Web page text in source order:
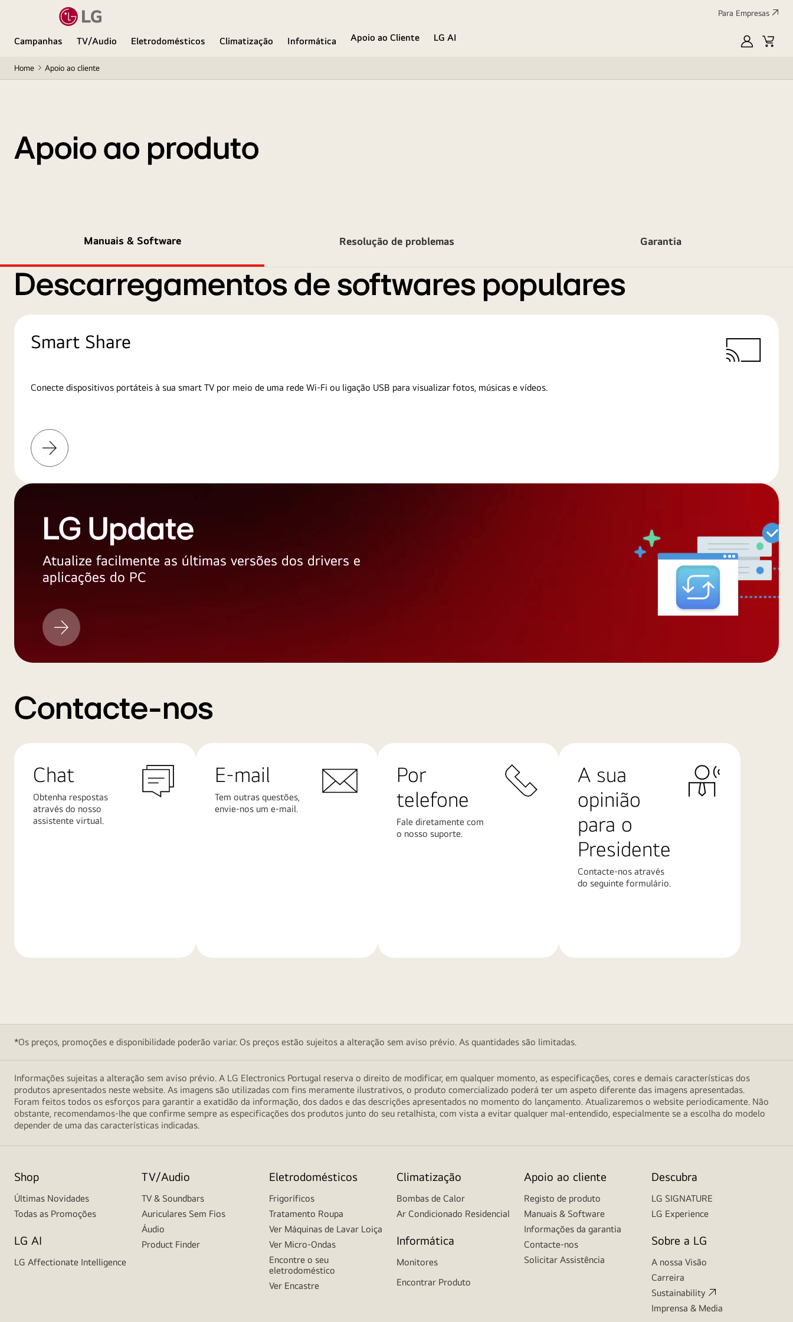
Para Empresas
Campanhas TV/Audio Eletrodomésticos Climatização Informática Apoio ao Cliente
LG AI
MyLGCart
Home Apoio ao cliente
Apoio ao produto
Manuais & Software Resolução de problemas Garantia
Descarregamentos de softwares populares
Smart Share
Conecte dispositivos portáteis à sua smart TV por meio de uma rede Wi-Fi ou ligação USB para visualizar fotos, músicas e vídeos.
Saiba
mais
LG Update
Atualize facilmente as últimas versões dos drivers e
aplicações do PC
LG
Update
Contacte-nos
Chat
Obtenha respostas
através do nosso
assistente virtual.
E-mail
Tem outras questões,
envie-nos um e-mail.
Por
telefone
Fale diretamente com
o nosso suporte.
A sua
opinião
para o
Presidente
Contacte-nos através
do seguinte formulário.
*Os preços, promoções e disponibilidade poderão variar. Os preços estão sujeitos a alteração sem aviso prévio. As quantidades são limitadas.
Informações sujeitas a alteração sem aviso prévio. A LG Electronics Portugal reserva o direito de modificar, em qualquer momento, as especificações, cores e demais características dos
produtos apresentados neste website. As imagens são utilizadas com fins meramente ilustrativos, o produto comercializado poderá ter um aspeto diferente das imagens apresentadas.
Foram feitos todos os esforços para garantir a exatidão da informação, dos dados e das descrições apresentados no momento do lançamento. Atualizaremos o website periodicamente. Não
obstante, recomendamos-lhe que confirme sempre as especificações dos produtos junto do seu retalhista, com vista a evitar qualquer mal-entendido, especialmente se a escolha do modelo
depender de uma das características indicadas.
Shop
Últimas Novidades
Todas as Promoções
LG AI
LG Affectionate Intelligence
TV/Audio
TV & Soundbars
Auriculares Sem Fios
Áudio
Product Finder
Eletrodomésticos
Frigoríficos
Tratamento Roupa
Ver Máquinas de Lavar Loiça
Ver Micro-Ondas
Encontre o seu
eletrodoméstico
Ver Encastre
Climatização
Bombas de Calor
Ar Condicionado Residencial
Informática
Monitores
Encontrar Produto
Apoio ao cliente
Registo de produto
Manuais & Software
Informações da garantia
Contacte-nos
Solicitar Assistência
Descubra
LG SIGNATURE
LG Experience
Sobre a LG
A nossa Visão
Carreira
Sustainability
Imprensa & Media